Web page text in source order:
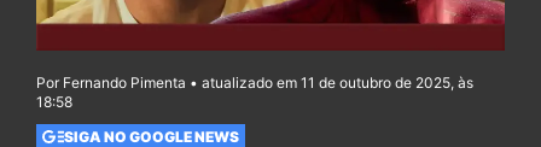
Por Fernando Pimenta • atualizado em 11 de outubro de 2025, às
18:58
SIGA NO GOOGLE NEWS